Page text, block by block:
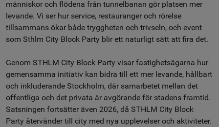
människor och flödena från tunnelbanan gör platsen mer
levande. Vi ser hur service, restauranger och rörelse
tillsammans ökar både tryggheten och trivseln, och event
som Sthlm City Block Party blir ett naturligt sätt att fira det.
Genom STHLM City Block Party visar fastighetsägarna hur
gemensamma initiativ kan bidra till ett mer levande, hållbart
och inkluderande Stockholm, där samarbetet mellan det
offentliga och det privata är avgörande för stadens framtid.
Satsningen fortsätter även 2026, då STHLM City Block
Party återvänder till city med nya upplevelser och aktiviteter.